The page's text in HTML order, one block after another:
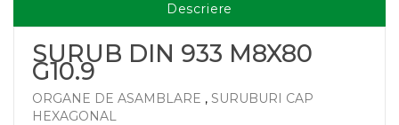
Descriere
SURUB DIN 933 M8X80
G10.9
ORGANE DE ASAMBLARE , SURUBURI CAP
HEXAGONAL